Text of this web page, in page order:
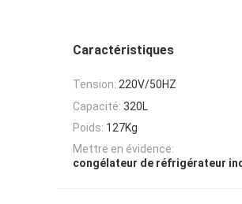
Caractéristiques
Tension: 220V/50HZ
Capacité: 320L
Poids: 127Kg
Mettre en évidence:
congélateur de réfrigérateur